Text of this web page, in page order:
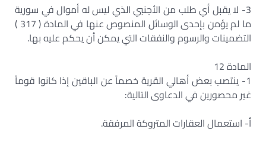
3- لا يقبل أي طلب من الأجنبي الذي ليس له أموال في سورية
ما لم يؤمن بإحدى الوسائل المنصوص عنها في المادة ( 317 )
التضمينات والرسوم والنفقات التي يمكن أن يحكم عليه بها.
المادة 12
1- ينتصب بعض أهالي القرية خصماً عن الباقين إذا كانوا قوماً
غير محصورين في الدعاوى التالية:
‌أ- استعمال العقارات المتروكة المرفقة.